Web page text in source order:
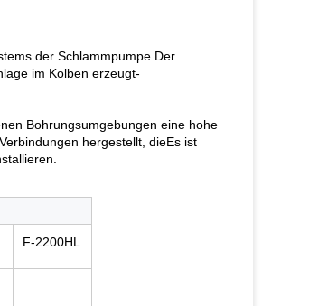
der Schlammpumpe.Der
im Kolben erzeugt-
Bohrungsumgebungen eine hohe
hergestellt, dieEs ist
F-2200HL